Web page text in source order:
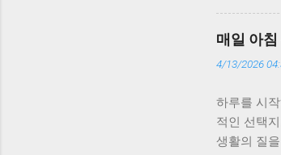
감으로만
같은 구독
자연스럽
의 건강관
가 낮으면
대: 스트레
변수입니다
매일 아
4/13/2026
하루를 시
적인 선택
생활의 질